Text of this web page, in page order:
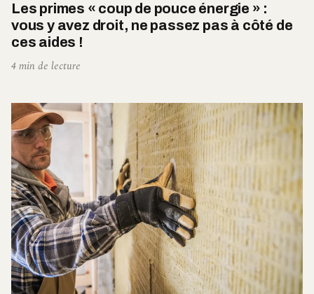
Les primes « coup de pouce énergie » :
vous y avez droit, ne passez pas à côté de
ces aides !
4 min de lecture